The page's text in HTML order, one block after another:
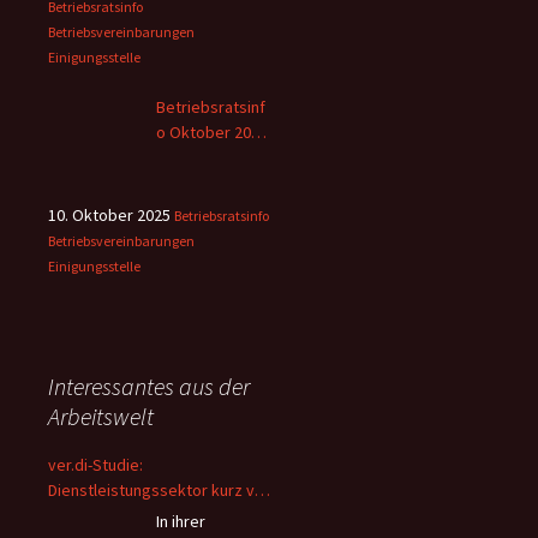
Betriebsratsinfo
Betriebsvereinbarungen
Einigungsstelle
Betriebsratsinf
o Oktober 2025
10. Oktober 2025 Betriebsratsinfo
Betriebsvereinbarungen
Einigungsstelle
Interessantes aus der
Arbeitswelt
ver.di-Studie:
Dienstleistungssektor kurz vor
dem Kollaps – Beschäftigte
In ihrer